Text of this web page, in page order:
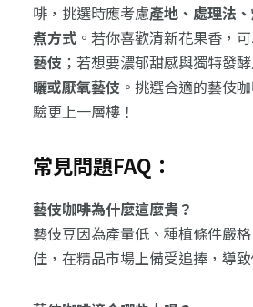
啡，挑選時應考慮產地、處理法
煮方式。若你喜歡清新花果香，
藝伎；若想要濃郁甜感與獨特發
曬或厭氧藝伎。挑選合適的藝伎
驗更上一層樓！
常見問題FAQ：
藝伎咖啡為什麼這麼貴？
藝伎豆因為產量低、種植條件嚴
佳，在精品市場上備受追捧，導